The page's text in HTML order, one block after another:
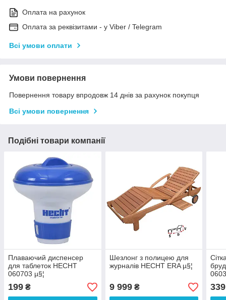
Оплата на рахунок
Оплата за реквізитами - у Viber / Telegram
Всі умови оплати
Умови повернення
Повернення товару впродовж 14 днів за рахунок покупця
Всі умови повернення
Подібні товари компанії
Плаваючий диспенсер
для таблеток HECHT
060703 µ§¦
199 ₴
Шезлонг з полицею для
журналів HECHT ERA µ§¦
9 999₴ 339